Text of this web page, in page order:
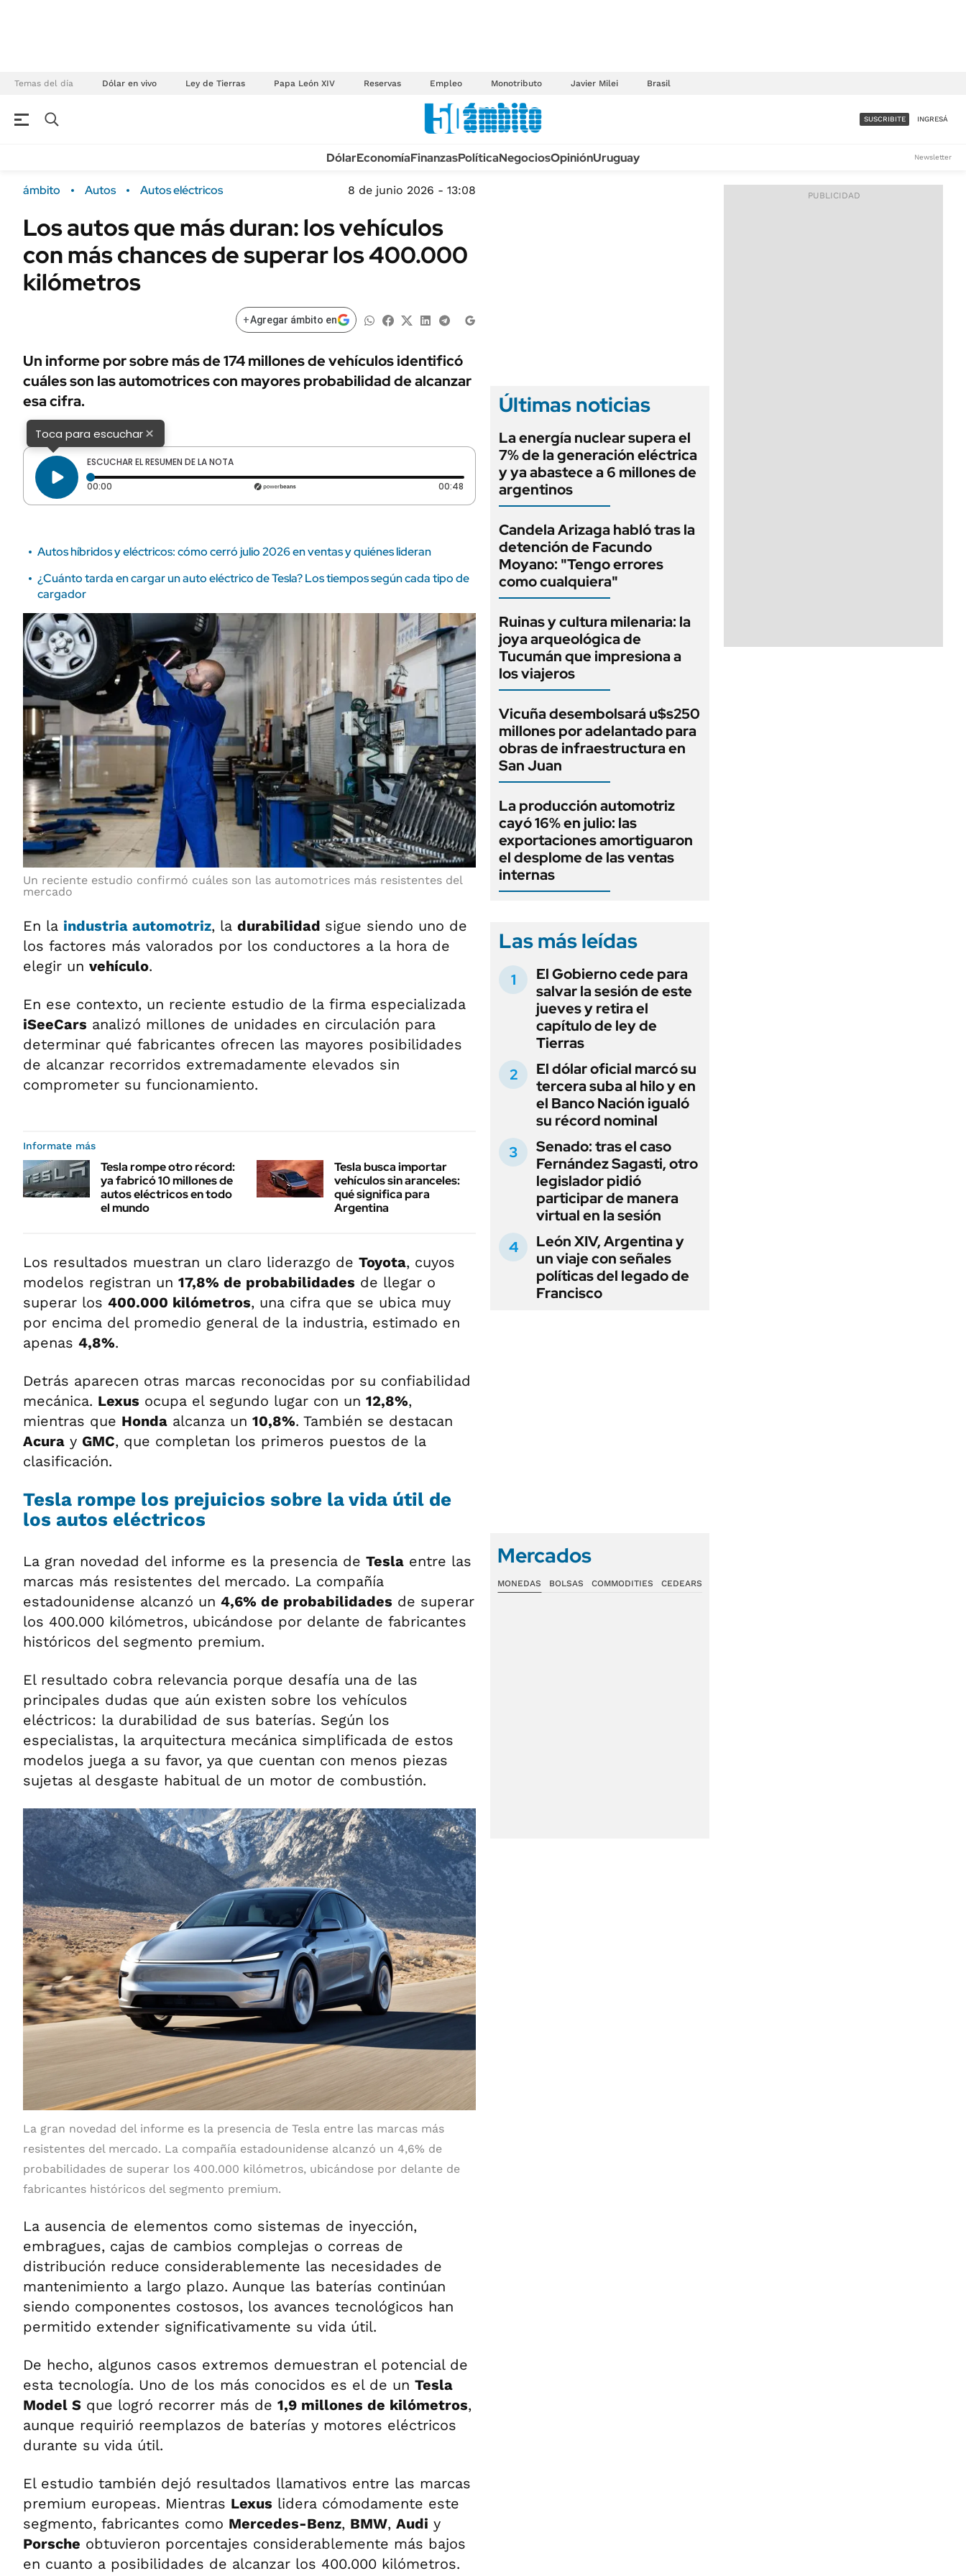
Temas del día Dólar en vivo Ley de Tierras Papa León XIV Reservas Empleo Monotributo Javier Milei Brasil
Campo
FINANZAS
Dólar
Sustentabilidad
Seguros
ENERGY REPORT
URUGUAY
TECNOLOGÍA
MÉXICO
MUNDO
INFORMACIÓN GENERAL
AUTOS
ACCESO FULL - $1.800/MES
SUSCRIBITE INGRESÁ
DólarEconomíaFinanzasPolíticaNegociosOpiniónUruguay Newsletter
ámbito Autos Autos eléctricos 8 de junio 2026 - 13:08
Los autos que más duran: los vehículos
con más chances de superar los 400.000
kilómetros
+Agregar ámbito en
Un informe por sobre más de 174 millones de vehículos identificó
cuáles son las automotrices con mayores probabilidad de alcanzar
esa cifra.
Toca para escuchar×
ESCUCHAR EL RESUMEN DE LA NOTA
00:00 Tiempo transcurrido: 0 segundos 00:48 Duración: 48 segundos
Autos híbridos y eléctricos: cómo cerró julio 2026 en ventas y quiénes lideran
¿Cuánto tarda en cargar un auto eléctrico de Tesla? Los tiempos según cada tipo de
cargador
Un reciente estudio confirmó cuáles son las automotrices más resistentes del
mercado
En la industria automotriz, la durabilidad sigue siendo uno de
los factores más valorados por los conductores a la hora de
elegir un vehículo.
En ese contexto, un reciente estudio de la firma especializada
iSeeCars analizó millones de unidades en circulación para
determinar qué fabricantes ofrecen las mayores posibilidades
de alcanzar recorridos extremadamente elevados sin
comprometer su funcionamiento.
Informate más
Tesla rompe otro récord:
ya fabricó 10 millones de
autos eléctricos en todo
el mundo
Tesla busca importar
vehículos sin aranceles:
qué significa para
Argentina
Los resultados muestran un claro liderazgo de Toyota, cuyos
modelos registran un 17,8% de probabilidades de llegar o
superar los 400.000 kilómetros, una cifra que se ubica muy
por encima del promedio general de la industria, estimado en
apenas 4,8%.
Detrás aparecen otras marcas reconocidas por su confiabilidad
mecánica. Lexus ocupa el segundo lugar con un 12,8%,
mientras que Honda alcanza un 10,8%. También se destacan
Acura y GMC, que completan los primeros puestos de la
clasificación.
Tesla rompe los prejuicios sobre la vida útil de
los autos eléctricos
La gran novedad del informe es la presencia de Tesla entre las
marcas más resistentes del mercado. La compañía
estadounidense alcanzó un 4,6% de probabilidades de superar
los 400.000 kilómetros, ubicándose por delante de fabricantes
históricos del segmento premium.
El resultado cobra relevancia porque desafía una de las
principales dudas que aún existen sobre los vehículos
eléctricos: la durabilidad de sus baterías. Según los
especialistas, la arquitectura mecánica simplificada de estos
modelos juega a su favor, ya que cuentan con menos piezas
sujetas al desgaste habitual de un motor de combustión.
La gran novedad del informe es la presencia de Tesla entre las marcas más
resistentes del mercado. La compañía estadounidense alcanzó un 4,6% de
probabilidades de superar los 400.000 kilómetros, ubicándose por delante de
fabricantes históricos del segmento premium.
La ausencia de elementos como sistemas de inyección,
embragues, cajas de cambios complejas o correas de
distribución reduce considerablemente las necesidades de
mantenimiento a largo plazo. Aunque las baterías continúan
siendo componentes costosos, los avances tecnológicos han
permitido extender significativamente su vida útil.
De hecho, algunos casos extremos demuestran el potencial de
esta tecnología. Uno de los más conocidos es el de un Tesla
Model S que logró recorrer más de 1,9 millones de kilómetros,
aunque requirió reemplazos de baterías y motores eléctricos
durante su vida útil.
El estudio también dejó resultados llamativos entre las marcas
premium europeas. Mientras Lexus lidera cómodamente este
segmento, fabricantes como Mercedes-Benz, BMW, Audi y
Porsche obtuvieron porcentajes considerablemente más bajos
en cuanto a posibilidades de alcanzar los 400.000 kilómetros.
Últimas noticias
La energía nuclear supera el
7% de la generación eléctrica
y ya abastece a 6 millones de
argentinos
Candela Arizaga habló tras la
detención de Facundo
Moyano: "Tengo errores
como cualquiera"
Ruinas y cultura milenaria: la
joya arqueológica de
Tucumán que impresiona a
los viajeros
Vicuña desembolsará u$s250
millones por adelantado para
obras de infraestructura en
San Juan
La producción automotriz
cayó 16% en julio: las
exportaciones amortiguaron
el desplome de las ventas
internas
Las más leídas
El Gobierno cede para
salvar la sesión de este
jueves y retira el
capítulo de ley de
Tierras
El dólar oficial marcó su
tercera suba al hilo y en
el Banco Nación igualó
su récord nominal
Senado: tras el caso
Fernández Sagasti, otro
legislador pidió
participar de manera
virtual en la sesión
León XIV, Argentina y
un viaje con señales
políticas del legado de
Francisco
Mercados
MONEDAS BOLSAS COMMODITIES CEDEARS